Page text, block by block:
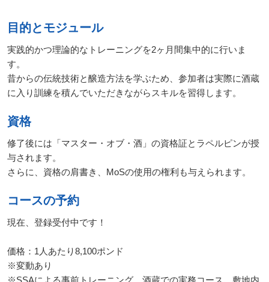
ム
エ
上
級
コ
ー
ス
タ
酒
ム
エ
マ
ス
タ
ー・
目的とモジュール
実践的かつ理論的なトレーニングを2ヶ月間集中的に行いま
す。
昔からの伝統技術と醸造方法を学ぶため、参加者は実際に酒蔵
に入り訓練を積んでいただきながらスキルを習得します。
資格
修了後には「マスター・オブ・酒」の資格証とラペルピンが授
与されます。
さらに、資格の肩書き、MoSの使用の権利も与えられます。
コースの予約
現在、登録受付中です！
価格：1人あたり8,100ポンド
※変動あり
※SSAによる事前トレーニング、酒蔵での実務コース、敷地内